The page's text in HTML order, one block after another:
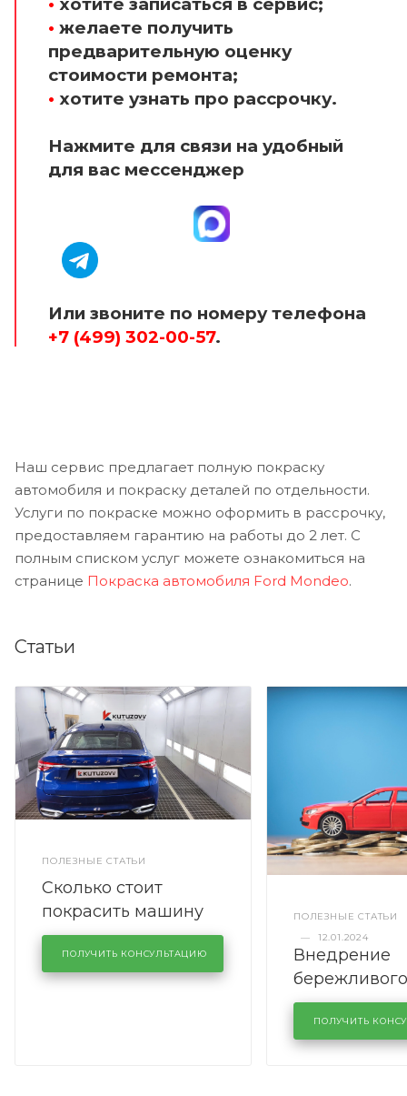
• желаете получить
предварительную оценку
стоимости ремонта;
• хотите узнать про рассрочку.
Нажмите для связи на удобный
для вас мессенджер
Или звоните по номеру телефона
+7 (499) 302-00-57.
Наш сервис предлагает полную покраску
автомобиля и покраску деталей по отдельности.
Услуги по покраске можно оформить в рассрочку,
предоставляем гарантию на работы до 2 лет. С
полным списком услуг можете ознакомиться на
странице Покраска автомобиля Ford Mondeo.
Статьи
ПОЛЕЗНЫЕ СТАТЬИ
Сколько стоит
покрасить машину
полностью
ПОЛУЧИТЬ КОНСУЛЬТАЦИЮ
ПОЛЕЗНЫЕ СТАТЬИ
—
12.01.2024
Внедрение
бережливого
кузовном
KUTUZOVV
ПОЛУЧИТЬ